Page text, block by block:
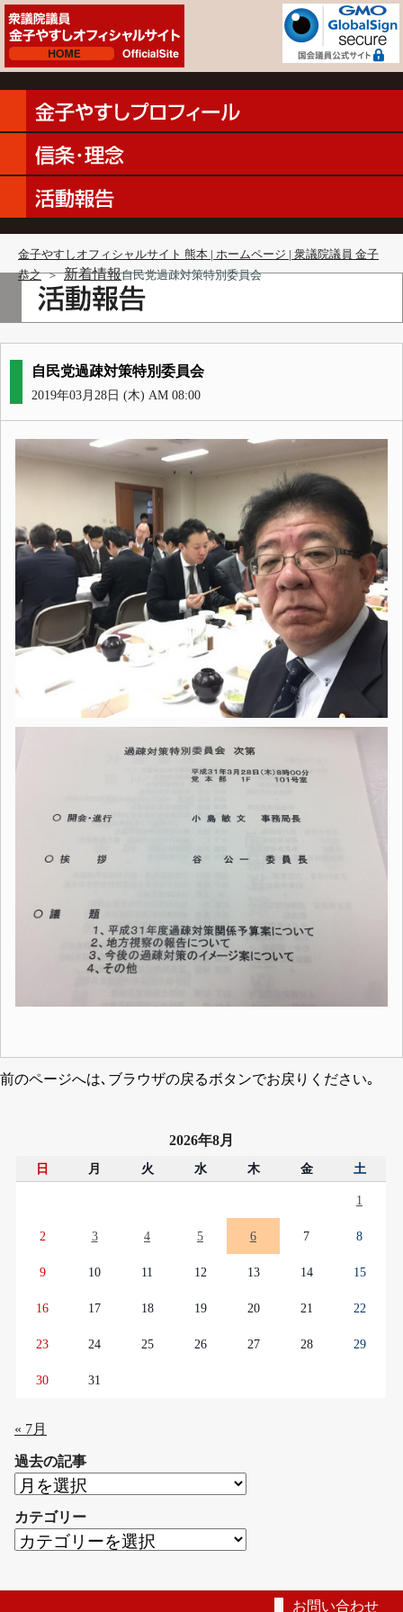
金子やすしオフィシャルサイト 熊本 | ホームページ | 衆議院議員 金子
恭之 ＞ 新着情報自民党過疎対策特別委員会
自民党過疎対策特別委員会
2019年03月28日 (木) AM 08:00
前のページへは､ブラウザの戻るボタンでお戻りください｡
2026年8月
日 月 火 水 木 金 土
1
2 3 4 5 6 7 8
9 10 11 12 13 14 15
16 17 18 19 20 21 22
23 24 25 26 27 28 29
30 31
« 7月
過去の記事
過
の
記
カテゴリー
カ
お問い合わせ